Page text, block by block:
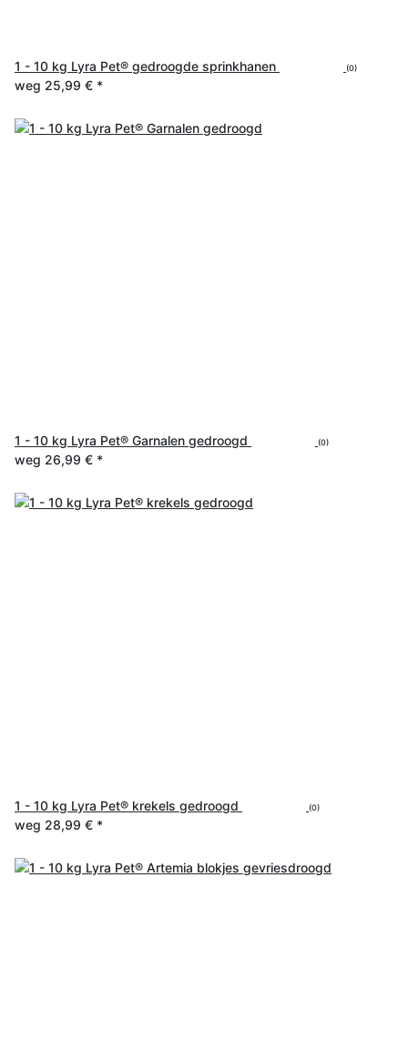
1 - 10 kg Lyra Pet® gedroogde sprinkhanen (0)
weg 25,99 € *
1 - 10 kg Lyra Pet® Garnalen gedroogd (0)
weg 26,99 € *
1 - 10 kg Lyra Pet® krekels gedroogd (0)
weg 28,99 € *